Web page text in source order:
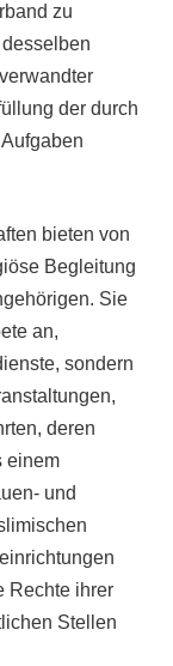
zu
der durch
bieten von
Begleitung
Sie
an,
sondern
deren
einem
und
Rechte ihrer
Stellen